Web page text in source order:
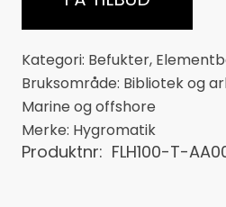
Kategori: Befukter,
Bruksområde: Bibliotek og
Marine og offshore
Merke: Hygromatik
Produktnr: FLH100-T-